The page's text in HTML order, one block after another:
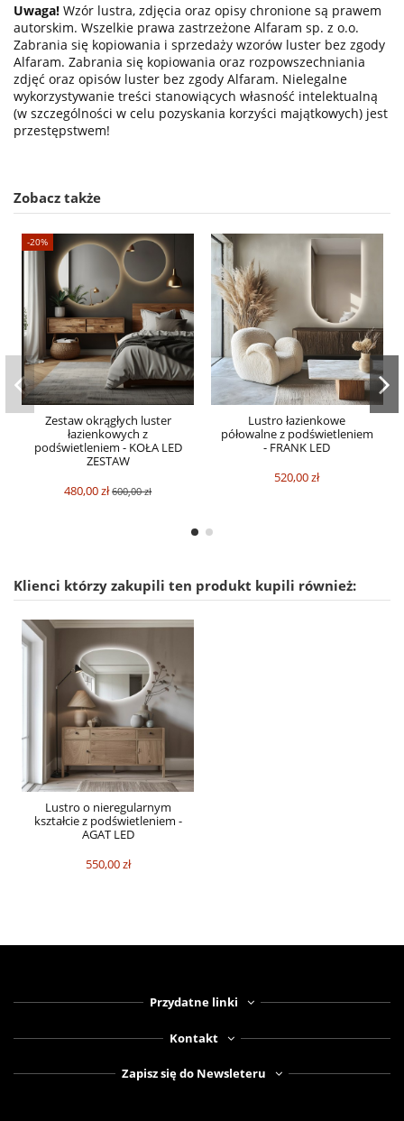
Uwaga! Wzór lustra, zdjęcia oraz opisy chronione są prawem
autorskim. Wszelkie prawa zastrzeżone Alfaram sp. z o.o.
Zabrania się kopiowania i sprzedaży wzorów luster bez zgody
Alfaram. Zabrania się kopiowania oraz rozpowszechniania
zdjęć oraz opisów luster bez zgody Alfaram. Nielegalne
wykorzystywanie treści stanowiących własność intelektualną
(w szczególności w celu pozyskania korzyści majątkowych) jest
przestępstwem!
Zobacz także
-20%
Zestaw okrągłych luster
łazienkowych z
podświetleniem - KOŁA LED
ZESTAW
480,00 zł600,00 zł
Lustro łazienkowe
półowalne z podświetleniem
- FRANK LED
520,00 zł
Klienci którzy zakupili ten produkt kupili również:
Lustro o nieregularnym
kształcie z podświetleniem -
AGAT LED
550,00 zł
Przydatne linki
Kontakt
Zapisz się do Newsleteru